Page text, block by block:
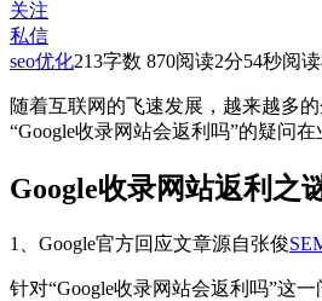
关注
私信
seo优化213字数 870阅读2分54秒阅
随着互联网的飞速发展，越来越多
“Google收录网站会返利吗”的疑问
Google收录网站返利之
1、Google官方回应文章源自张俊
针对“Google收录网站会返利吗”这